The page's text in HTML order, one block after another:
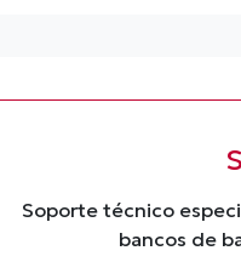
Soporte técnico
bancos de